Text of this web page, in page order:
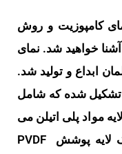
کامپوزیت و روش
خواهید شد. نمای
ابداع و تولید شد.
تشکیل شده که شامل
مواد پلی اتیلن می
باشد. لایه خارجی این نما دارای یک لایه پوشش PVDF